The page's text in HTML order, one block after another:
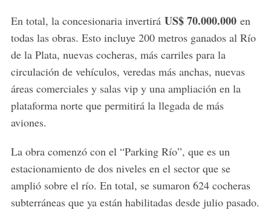
En total, la concesionaria invertirá US$ 70.000.000en
todas las obras. Esto incluye 200 metros ganados al Río
de la Plata, nuevas cocheras, más carriles para la
circulación de vehículos, veredas más anchas, nuevas
áreas comerciales y salas vip y una ampliación en la
plataforma norte que permitirá la llegada de más
aviones.
La obra comenzó con el “Parking Río”, que es un
estacionamiento de dos niveles en el sector que se
amplió sobre el río. En total, se sumaron 624 cocheras
subterráneas que ya están habilitadas desde julio pasado.